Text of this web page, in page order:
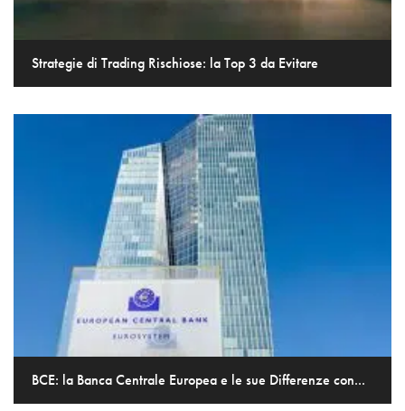
Strategie di Trading Rischiose: la Top 3 da Evitare
BCE: la Banca Centrale Europea e le sue Differenze con...